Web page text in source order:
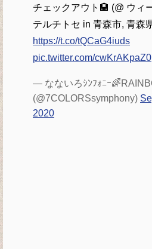
チェックアウト🏨 (@ ウィ
テルチトセ in 青森市, 青森
https://t.co/tQCaG4iuds
pic.twitter.com/cwKrAKpaZ0
— なないろｼﾝﾌｫﾆｰ
(@7COLORSsymphony)
2020